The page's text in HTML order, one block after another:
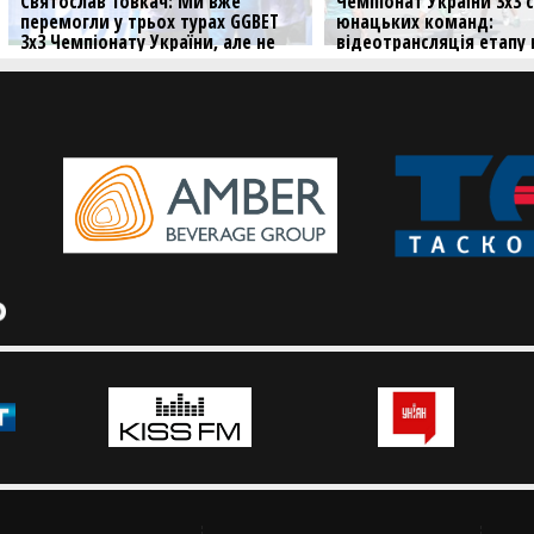
юнацьких команд:
відеотрансляція етапу в
Чемпіонату
Хмельницькому
Розпочалась